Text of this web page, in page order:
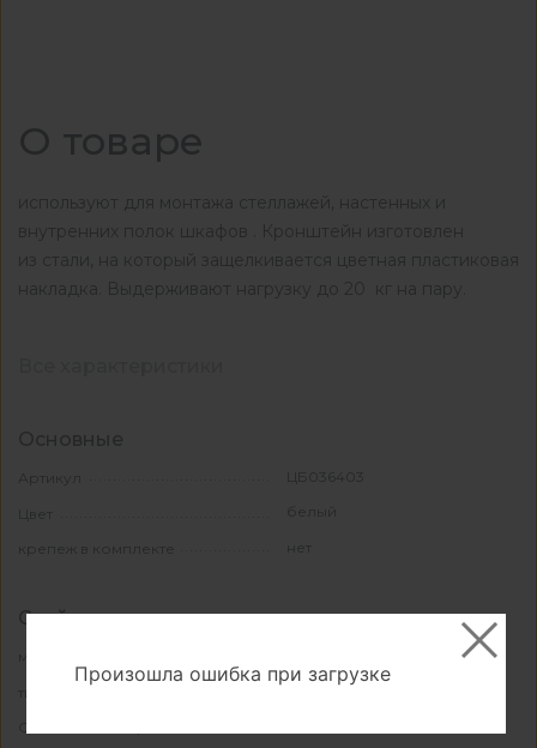
О товаре
используют для монтажа стеллажей, настенных и
внутренних полок шкафов . Кронштейн изготовлен
из стали, на который защелкивается цветная пластиковая
накладка. Выдерживают нагрузку до 20 кг на пару.
Основные
Артикул ЦБ036403
Цвет белый
крепеж в комплекте нет
Свойства и материалы
тип декоративный
Произошла ошибка при загрузке